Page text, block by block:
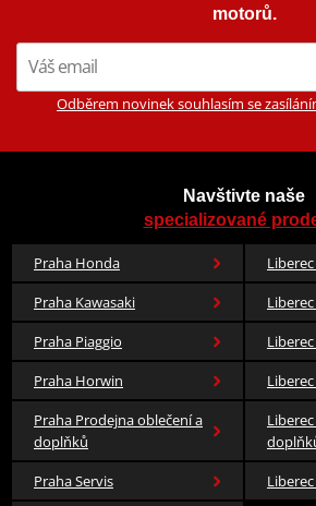
motorů.
Odběrem novinek souhlasím se
Navštivte naše
specializované
Praha Honda
Praha Kawasaki
Praha Piaggio
Praha Horwin
Praha Prodejna oblečení a
doplňků
Praha Servis